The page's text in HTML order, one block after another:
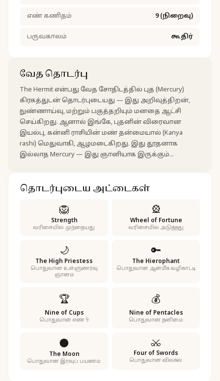
எண் கணிதம் 9 (நிறைவு)
பருவகாலம் கூதிர்
வேத தொடர்பு
The Hermit என்பது வேத சோதிடத்தில் புத (Mercury)
கிரகத்துடன் தொடர்புடையது — இது அறிவுத்திறன்,
நுண்ணாய்வு, மற்றும் பகுத்தறியும் மனதை ஆட்சி
செய்கிறது. ஆனால் இங்கே, புதனின் விரைவான
இயல்பு, கன்னி ராசியின் மண் தன்மையால் (Kanya
rashi) மெதுவாகி, ஆழமடைகிறது. இது தூதனாக
இல்லாத Mercury — இது ஞானியாக இருக்கும்...
தொடர்புடைய அட்டைகள்
🦁
Strength
வரிசையில் முந்தையது
🎡
Wheel of Fortune
வரிசையில் அடுத்தது
🌙
The High Priestess
பொதுவான உள்ளுணர்வு
ஞானம்
🔑
The Hierophant
பொதுவான ஆன்மீக வழிகாட்டி
🏆
Nine of Cups
பொதுவான எண் 9
💰
Nine of Pentacles
பொதுவான தனிமை
🌑
The Moon
பொதுவான இரவுப் பயணம்
⚔️
Four of Swords
பொதுவான விலகல்